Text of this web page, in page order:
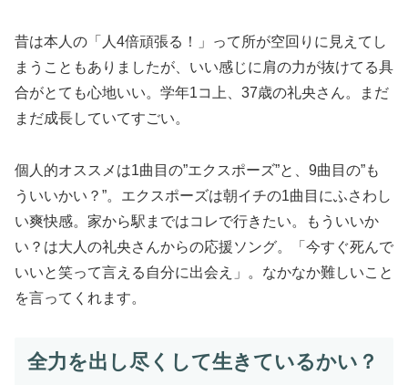
昔は本人の「人4倍頑張る！」って所が空回りに見えてし
まうこともありましたが、いい感じに肩の力が抜けてる具
合がとても心地いい。学年1コ上、37歳の礼央さん。まだ
まだ成長していてすごい。
個人的オススメは1曲目の”エクスポーズ”と、9曲目の”も
ういいかい？”。エクスポーズは朝イチの1曲目にふさわし
い爽快感。家から駅まではコレで行きたい。もういいか
い？は大人の礼央さんからの応援ソング。「今すぐ死んで
いいと笑って言える自分に出会え」。なかなか難しいこと
を言ってくれます。
全力を出し尽くして生きているかい？